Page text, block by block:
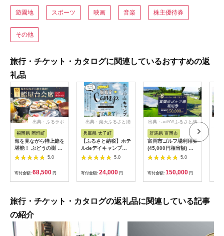
遊園地 スポーツ 映画 音楽 株主優待券
その他
旅行・チケット・カタログに関連しているおすすめの返
礼品
出典：ふるラボ
福岡県 岡垣町
海を見ながら特上鮨を
堪能！ ぶどうの樹 鮨
屋台ペア お食事券 海
鮮 海 屋台 食事 ペア
福岡県 岡垣町
5.0
寄付金額: 68,500 円
出典：楽天ふるさと納
兵庫県 太子町
【ふるさと納税】ホテ
ルdeデイキャンプ体
験チケット
【1364991】
5.0
寄付金額: 24,000 円
出典：auPAYふるさと納
群馬県 富岡市
富岡市ゴルフ場利用券
(45,000円相当額) ゴ
ルフ チケット 平日 土
日 祝日 プレー券 関東
群馬県 首都圏 F20E-
382
5.0
寄付金額: 150,000 円
旅行・チケット・カタログの返礼品に関連している記事
の紹介